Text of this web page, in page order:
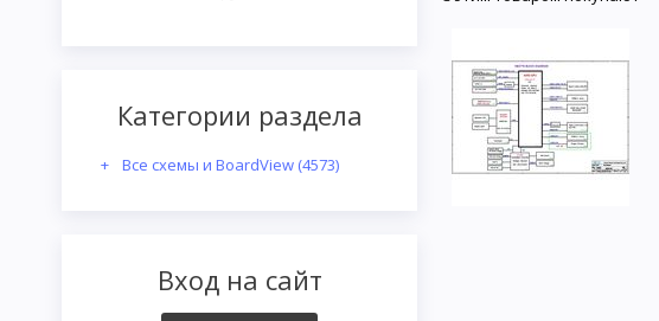
Категории раздела
Все схемы и BoardView (4573)
Вход на сайт